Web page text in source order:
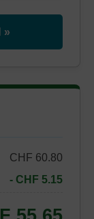
»
CHF 60.80
- CHF 5.15